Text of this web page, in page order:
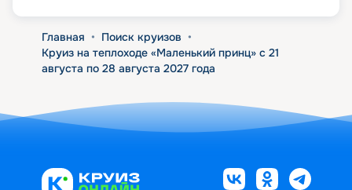
Главная • Поиск круизов •
Круиз на теплоходе «Маленький принц» с 21
августа по 28 августа 2027 года